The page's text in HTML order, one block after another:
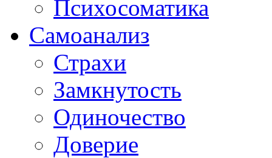
Психосоматика
Самоанализ
Страхи
Замкнутость
Одиночество
Доверие